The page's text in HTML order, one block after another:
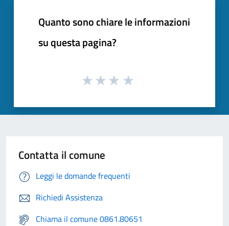
Quanto sono chiare le informazioni
su questa pagina?
Contatta il comune
Leggi le domande frequenti
Richiedi Assistenza
Chiama il comune 0861.80651